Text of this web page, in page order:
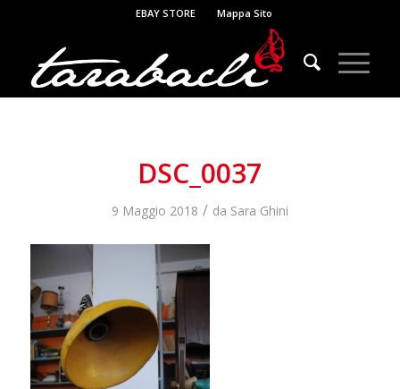
EBAY STORE Mappa Sito
DSC_0037
9 Maggio 2018 / da Sara Ghini